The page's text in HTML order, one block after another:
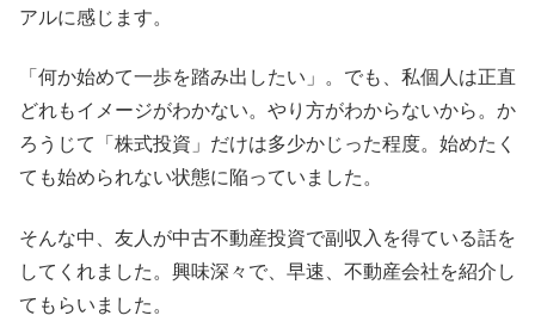
アルに感じます。
「何か始めて一歩を踏み出したい」。でも、私個人は正直
どれもイメージがわかない。やり方がわからないから。か
ろうじて「株式投資」だけは多少かじった程度。始めたく
ても始められない状態に陥っていました。
そんな中、友人が中古不動産投資で副収入を得ている話を
してくれました。興味深々で、早速、不動産会社を紹介し
てもらいました。